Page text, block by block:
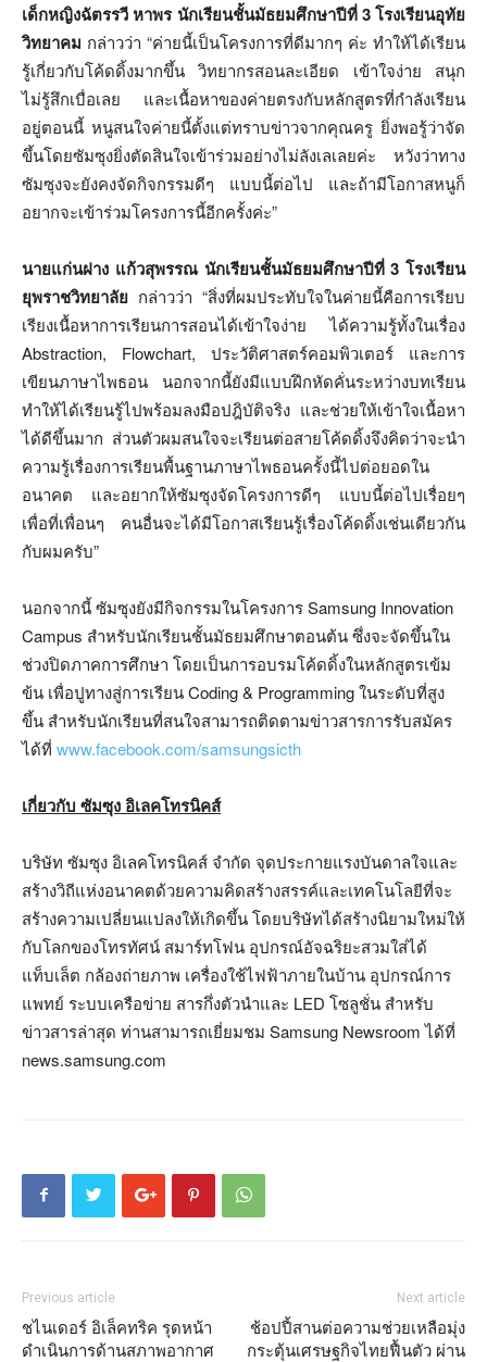
เด็กหญิงฉัตรรวี หาพร นักเรียนชั้นมัธยมศึกษาปีที่3 โรงเรียนอุทัย
วิทยาคม กล่าวว่า “ค่ายนี้เป็นโครงการที่ดีมากๆ ค่ะ ทำให้ได้เรียน
รู้เกี่ยวกับโค้ดดิ้งมากขึ้น วิทยากรสอนละเอียด เข้าใจง่าย สนุก
ไม่รู้สึกเบื่อเลย และเนื้อหาของค่ายตรงกับหลักสูตรที่กำลังเรียน
อยู่ตอนนี้ หนูสนใจค่ายนี้ตั้งแต่ทราบข่าวจากคุณครู ยิ่งพอรู้ว่าจัด
ขึ้นโดยซัมซุงยิ่งตัดสินใจเข้าร่วมอย่างไม่ลังเลเลยค่ะ หวังว่าทาง
ซัมซุงจะยังคงจัดกิจกรรมดีๆ แบบนี้ต่อไป และถ้ามีโอกาสหนูก็
อยากจะเข้าร่วมโครงการนี้อีกครั้งค่ะ”
นายแก่นฝาง แก้วสุพรรณ นักเรียนชั้นมัธยมศึกษาปีที่3 โรงเรียน
ยุพราชวิทยาลัย กล่าวว่า “สิ่งที่ผมประทับใจในค่ายนี้คือการเรียบ
เรียงเนื้อหาการเรียนการสอนได้เข้าใจง่าย ได้ความรู้ทั้งในเรื่อง
Abstraction, Flowchart, ประวัติศาสตร์คอมพิวเตอร์ และการ
เขียนภาษาไพธอน นอกจากนี้ยังมีแบบฝึกหัดคั่นระหว่างบทเรียน
ทำให้ได้เรียนรู้ไปพร้อมลงมือปฎิบัติจริง และช่วยให้เข้าใจเนื้อหา
ได้ดีขึ้นมาก ส่วนตัวผมสนใจจะเรียนต่อสายโค้ดดิ้งจึงคิดว่าจะนำ
ความรู้เรื่องการเรียนพื้นฐานภาษาไพธอนครั้งนี้ไปต่อยอดใน
อนาคต และอยากให้ซัมซุงจัดโครงการดีๆ แบบนี้ต่อไปเรื่อยๆ
เพื่อที่เพื่อนๆ คนอื่นจะได้มีโอกาสเรียนรู้เรื่องโค้ดดิ้งเช่นเดียวกัน
กับผมครับ”
นอกจากนี้ ซัมซุงยังมีกิจกรรมในโครงการ Samsung Innovation
Campus สำหรับนักเรียนชั้นมัธยมศึกษาตอนต้น ซึ่งจะจัดขึ้นใน
ช่วงปิดภาคการศึกษา โดยเป็นการอบรมโค้ดดิ้งในหลักสูตรเข้ม
ข้น เพื่อปูทางสู่การเรียน Coding & Programming ในระดับที่สูง
ขึ้น สำหรับนักเรียนที่สนใจสามารถติดตามข่าวสารการรับสมัคร
ได้ที่ www.facebook.com/samsungsicth
เกี่ยวกับ ซัมซุง อิเลคโทรนิคส์
บริษัท ซัมซุง อิเลคโทรนิคส์ จำกัด จุดประกายแรงบันดาลใจและ
สร้างวิถีแห่งอนาคตด้วยความคิดสร้างสรรค์และเทคโนโลยีที่จะ
สร้างความเปลี่ยนแปลงให้เกิดขึ้น โดยบริษัทได้สร้างนิยามใหม่ให้
กับโลกของโทรทัศน์ สมาร์ทโฟน อุปกรณ์อัจฉริยะสวมใส่ได้
แท็บเล็ต กล้องถ่ายภาพ เครื่องใช้ไฟฟ้าภายในบ้าน อุปกรณ์การ
แพทย์ ระบบเครือข่าย สารกึ่งตัวนำและ LED โซลูชั่น สำหรับ
ข่าวสารล่าสุด ท่านสามารถเยี่ยมชม Samsung Newsroom ได้ที่
news.samsung.com
Previous article
ชไนเดอร์ อิเล็คทริค รุดหน้า
ดำเนินการด้านสภาพอากาศ
Next article
ช้อปปี้สานต่อความช่วยเหลือมุ่ง
กระตุ้นเศรษฐกิจไทยฟื้นตัว ผ่าน